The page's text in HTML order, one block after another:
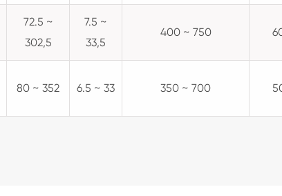
72.5 ~
302,5
7.5 ~
33,5
400 ~ 750
80 ~ 352 6.5 ~ 33 350 ~ 700